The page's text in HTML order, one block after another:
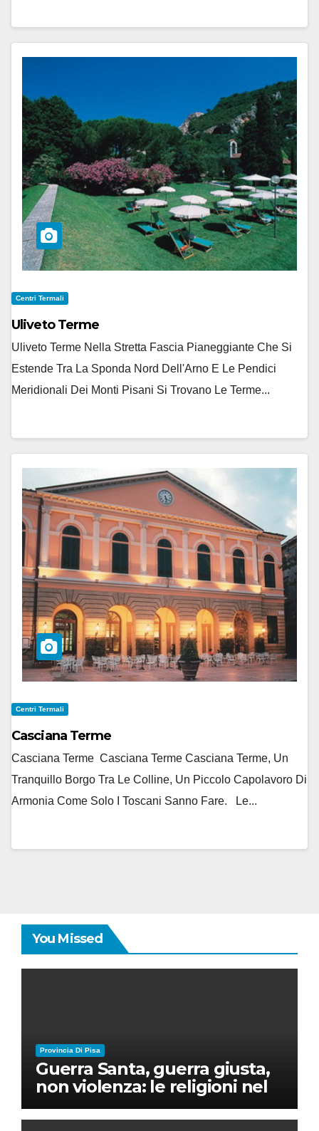
Centri Termali
Uliveto Terme
Uliveto Terme Nella Stretta Fascia Pianeggiante Che Si
Estende Tra La Sponda Nord Dell'Arno E Le Pendici
Meridionali Dei Monti Pisani Si Trovano Le Terme...
Centri Termali
Casciana Terme
Casciana Terme Casciana Terme Casciana Terme, Un
Tranquillo Borgo Tra Le Colline, Un Piccolo Capolavoro Di
Armonia Come Solo I Toscani Sanno Fare. Le...
You Missed
Provincia Di Pisa
Guerra Santa, guerra giusta,
non violenza: le religioni nel
nuovo disordine mondiale